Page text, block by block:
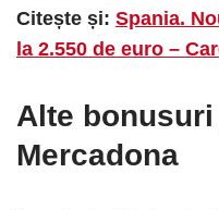
Citește și: Spania.
la 2.550 de euro –
Alte
Mercadona